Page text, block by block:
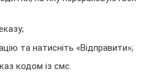
та натисніть «Відправити»;
кодом із смс.